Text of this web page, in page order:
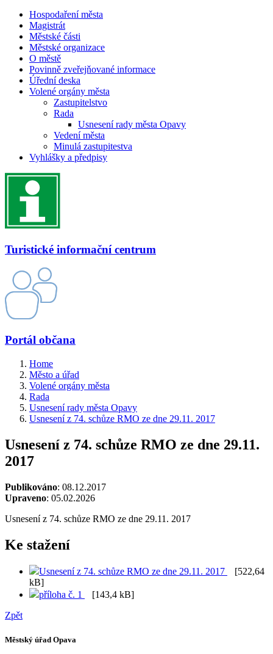
Hospodaření města
Magistrát
Městské části
Městské organizace
O městě
Povinně zveřejňované informace
Úřední deska
Volené orgány města
Zastupitelstvo
Rada
Usnesení rady města Opavy
Vedení města
Minulá zastupitestva
Vyhlášky a předpisy
Turistické informační centrum
Portál občana
Home
Město a úřad
Volené orgány města
Rada
Usnesení rady města Opavy
Usnesení z 74. schůze RMO ze dne 29.11. 2017
Usnesení z 74. schůze RMO ze dne 29.11.
2017
Publikováno: 08.12.2017
Upraveno: 05.02.2026
Usnesení z 74. schůze RMO ze dne 29.11. 2017
Ke stažení
Usnesení z 74. schůze RMO ze dne 29.11. 2017
[522,64
kB]
příloha č. 1
[143,4 kB]
Zpět
Městský úřad Opava